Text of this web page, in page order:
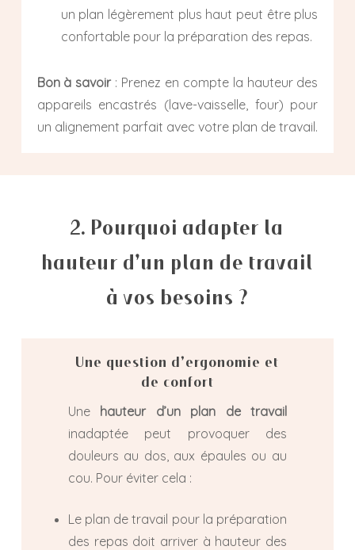
un plan légèrement plus haut peut être plus
confortable pour la préparation des repas.
Bon à savoir: Prenez en compte la hauteur des
appareils encastrés (lave-vaisselle, four) pour
un alignement parfait avec votre plan de travail.
2. Pourquoi adapter la
hauteur d’un plan de travail
à vos besoins ?
Une question d’ergonomie et
de confort
Une hauteur d’un plan de travail
inadaptée peut provoquer des
douleurs au dos, aux épaules ou au
cou. Pour éviter cela :
Le plan de travail pour la préparation
des repas doit arriver à hauteur des